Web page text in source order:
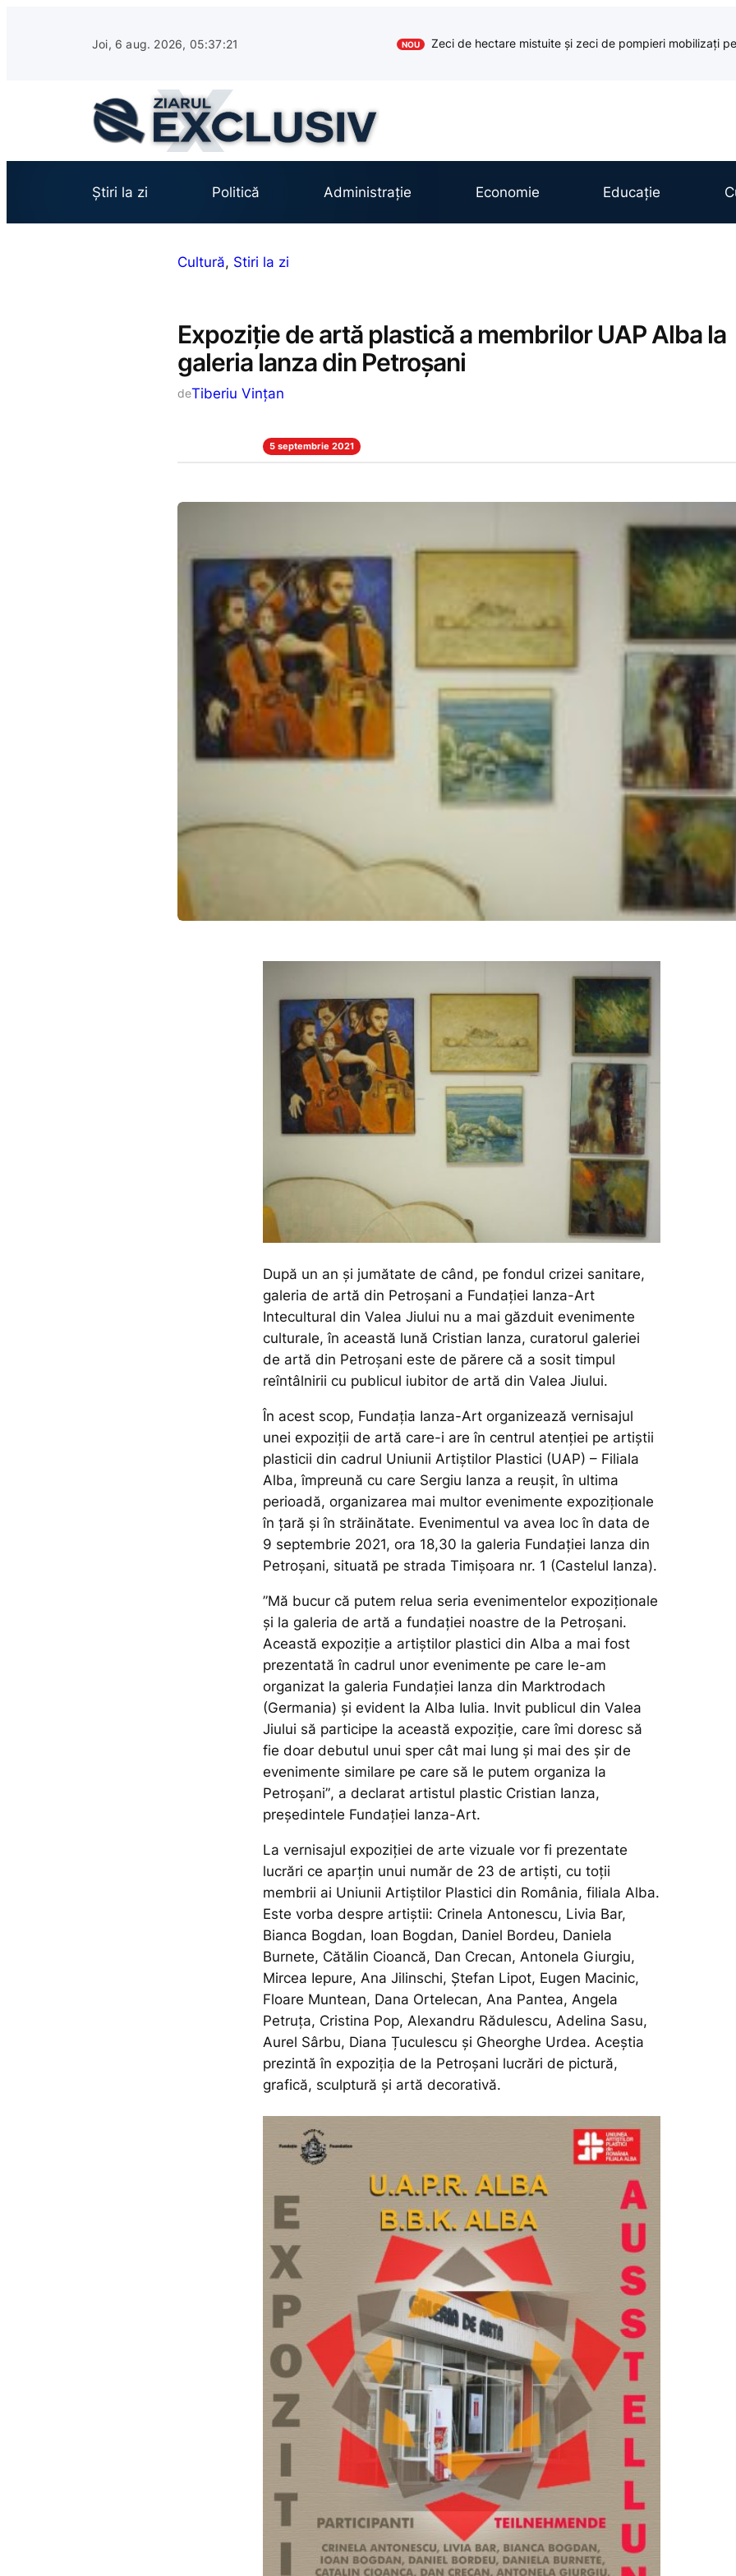
Joi, 6 aug. 2026, 05:37:22 NOU Zeci de hectare mistuite și zeci de pompieri mobilizați
Știri la zi Politică Administrație Economie Educație
Cultură, Stiri la zi
Expoziție de artă plastică a membrilor UAP Alba la
galeria Ianza din Petroșani
deTiberiu Vințan
5 septembrie 2021
După un an și jumătate de când, pe fondul crizei sanitare,
galeria de artă din Petroșani a Fundației Ianza-Art
Intecultural din Valea Jiului nu a mai găzduit evenimente
culturale, în această lună Cristian Ianza, curatorul galeriei
de artă din Petroșani este de părere că a sosit timpul
reîntâlnirii cu publicul iubitor de artă din Valea Jiului.
În acest scop, Fundația Ianza-Art organizează vernisajul
unei expoziții de artă care-i are în centrul atenției pe artiștii
plasticii din cadrul Uniunii Artiștilor Plastici (UAP) – Filiala
Alba, împreună cu care Sergiu Ianza a reușit, în ultima
perioadă, organizarea mai multor evenimente expoziționale
în țară și în străinătate. Evenimentul va avea loc în data de
9 septembrie 2021, ora 18,30 la galeria Fundației Ianza din
Petroșani, situată pe strada Timișoara nr. 1 (Castelul Ianza).
”Mă bucur că putem relua seria evenimentelor expoziționale
și la galeria de artă a fundației noastre de la Petroșani.
Această expoziție a artiștilor plastici din Alba a mai fost
prezentată în cadrul unor evenimente pe care le-am
organizat la galeria Fundației Ianza din Marktrodach
(Germania) și evident la Alba Iulia. Invit publicul din Valea
Jiului să participe la această expoziție, care îmi doresc să
fie doar debutul unui sper cât mai lung și mai des șir de
evenimente similare pe care să le putem organiza la
Petroșani”, a declarat artistul plastic Cristian Ianza,
președintele Fundației Ianza-Art.
La vernisajul expoziției de arte vizuale vor fi prezentate
lucrări ce aparțin unui număr de 23 de artiști, cu toții
membrii ai Uniunii Artiștilor Plastici din România, filiala Alba.
Este vorba despre artiștii: Crinela Antonescu, Livia Bar,
Bianca Bogdan, Ioan Bogdan, Daniel Bordeu, Daniela
Burnete, Cătălin Cioancă, Dan Crecan, Antonela Giurgiu,
Mircea Iepure, Ana Jilinschi, Ștefan Lipot, Eugen Macinic,
Floare Muntean, Dana Ortelecan, Ana Pantea, Angela
Petruța, Cristina Pop, Alexandru Rădulescu, Adelina Sasu,
Aurel Sârbu, Diana Țuculescu și Gheorghe Urdea. Aceștia
prezintă în expoziția de la Petroșani lucrări de pictură,
grafică, sculptură și artă decorativă.